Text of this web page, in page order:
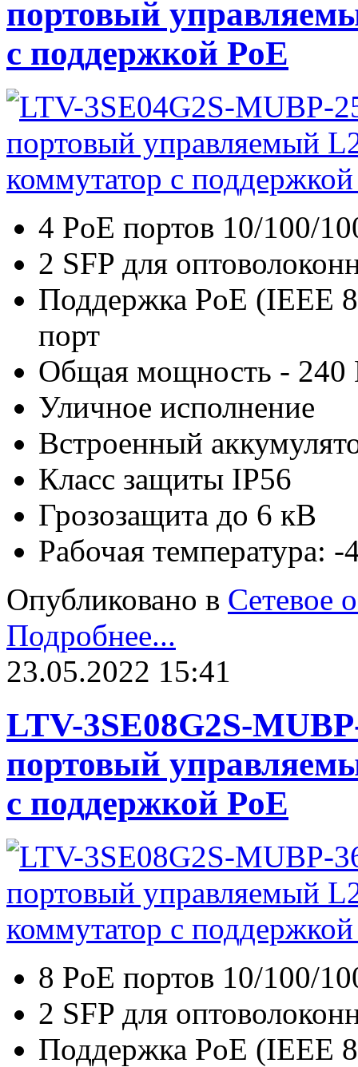
портовый
с поддержкой PoE
4 PoE портов 10/100/
2 SFP для
Поддержка PoE (IEEE
порт
Общая мощность - 240
Уличное исполнение
Встроенный
Класс защиты IP56
Грозозащита до 6 кВ
Рабочая температура:
Опубликовано в Сетевое
Подробнее...
23.05.2022 15:41
LTV-3SE08G2S-
портовый
с поддержкой PoE
8 PoE портов 10/100/
2 SFP для
Поддержка PoE (IEEE